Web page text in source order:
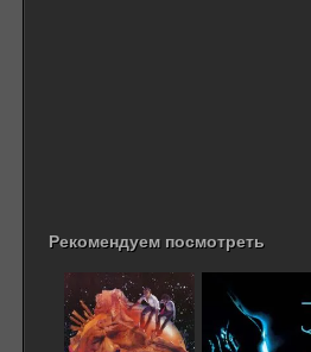
Рекомендуем посмотреть